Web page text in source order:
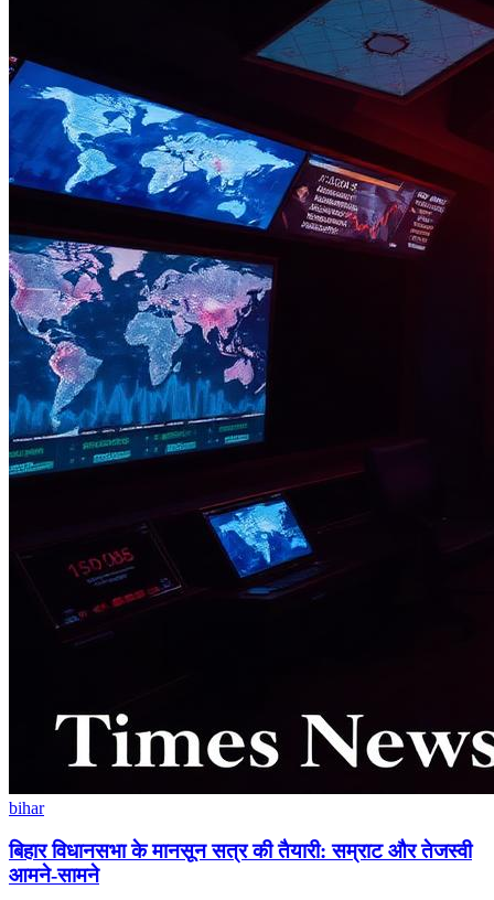
bihar
बिहार विधानसभा के मानसून सत्र की तैयारी: सम्राट और तेजस्वी
आमने-सामने